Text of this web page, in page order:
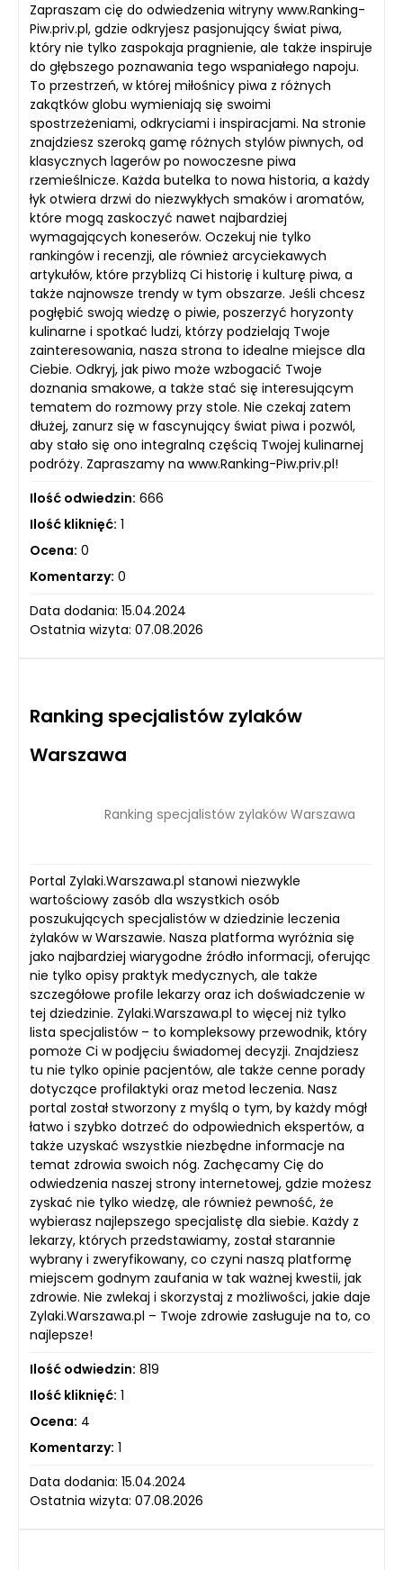
Zapraszam cię do odwiedzenia witryny www.Ranking-
Piw.priv.pl, gdzie odkryjesz pasjonujący świat piwa,
który nie tylko zaspokaja pragnienie, ale także inspiruje
do głębszego poznawania tego wspaniałego napoju.
To przestrzeń, w której miłośnicy piwa z różnych
zakątków globu wymieniają się swoimi
spostrzeżeniami, odkryciami i inspiracjami. Na stronie
znajdziesz szeroką gamę różnych stylów piwnych, od
klasycznych lagerów po nowoczesne piwa
rzemieślnicze. Każda butelka to nowa historia, a każdy
łyk otwiera drzwi do niezwykłych smaków i aromatów,
które mogą zaskoczyć nawet najbardziej
wymagających koneserów. Oczekuj nie tylko
rankingów i recenzji, ale również arcyciekawych
artykułów, które przybliżą Ci historię i kulturę piwa, a
także najnowsze trendy w tym obszarze. Jeśli chcesz
pogłębić swoją wiedzę o piwie, poszerzyć horyzonty
kulinarne i spotkać ludzi, którzy podzielają Twoje
zainteresowania, nasza strona to idealne miejsce dla
Ciebie. Odkryj, jak piwo może wzbogacić Twoje
doznania smakowe, a także stać się interesującym
tematem do rozmowy przy stole. Nie czekaj zatem
dłużej, zanurz się w fascynujący świat piwa i pozwól,
aby stało się ono integralną częścią Twojej kulinarnej
podróży. Zapraszamy na www.Ranking-Piw.priv.pl!
Ilość odwiedzin: 666
Ilość kliknięć: 1
Ocena: 0
Komentarzy: 0
Data dodania: 15.04.2024
Ostatnia wizyta: 07.08.2026
Ranking specjalistów zylaków
Warszawa
Ranking specjalistów zylaków Warszawa
Portal Zylaki.Warszawa.pl stanowi niezwykle
wartościowy zasób dla wszystkich osób
poszukujących specjalistów w dziedzinie leczenia
żylaków w Warszawie. Nasza platforma wyróżnia się
jako najbardziej wiarygodne źródło informacji, oferując
nie tylko opisy praktyk medycznych, ale także
szczegółowe profile lekarzy oraz ich doświadczenie w
tej dziedzinie. Zylaki.Warszawa.pl to więcej niż tylko
lista specjalistów – to kompleksowy przewodnik, który
pomoże Ci w podjęciu świadomej decyzji. Znajdziesz
tu nie tylko opinie pacjentów, ale także cenne porady
dotyczące profilaktyki oraz metod leczenia. Nasz
portal został stworzony z myślą o tym, by każdy mógł
łatwo i szybko dotrzeć do odpowiednich ekspertów, a
także uzyskać wszystkie niezbędne informacje na
temat zdrowia swoich nóg. Zachęcamy Cię do
odwiedzenia naszej strony internetowej, gdzie możesz
zyskać nie tylko wiedzę, ale również pewność, że
wybierasz najlepszego specjalistę dla siebie. Każdy z
lekarzy, których przedstawiamy, został starannie
wybrany i zweryfikowany, co czyni naszą platformę
miejscem godnym zaufania w tak ważnej kwestii, jak
zdrowie. Nie zwlekaj i skorzystaj z możliwości, jakie daje
Zylaki.Warszawa.pl – Twoje zdrowie zasługuje na to, co
najlepsze!
Ilość odwiedzin: 819
Ilość kliknięć: 1
Ocena: 4
Komentarzy: 1
Data dodania: 15.04.2024
Ostatnia wizyta: 07.08.2026